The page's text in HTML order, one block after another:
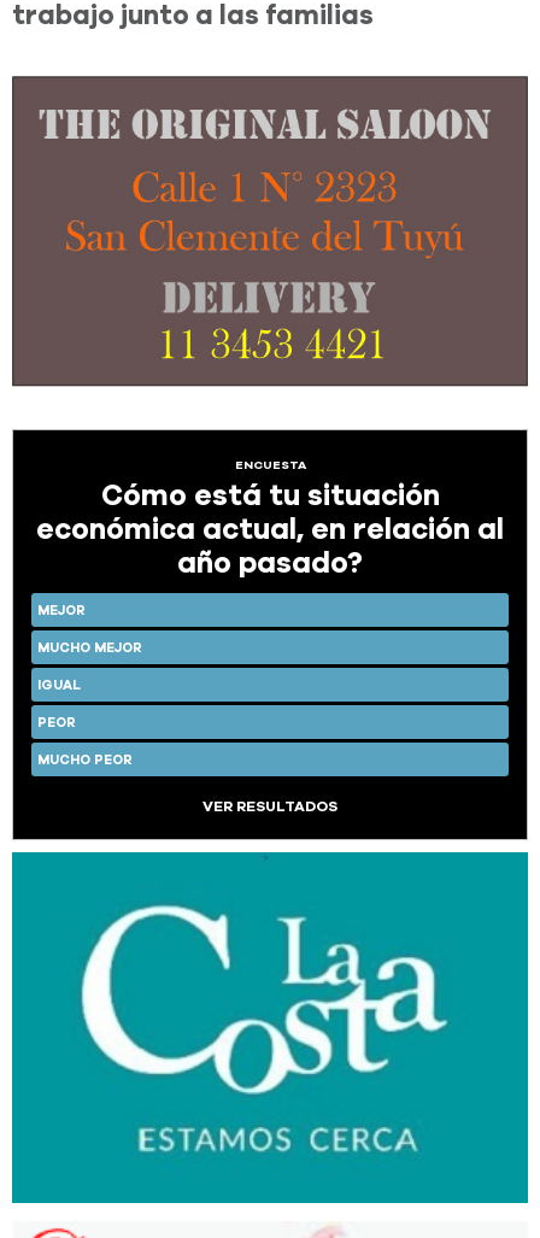
trabajo junto a las familias
ENCUESTA
Cómo está tu situación
económica actual, en relación al
año pasado?
MEJOR
MUCHO MEJOR
IGUAL
PEOR
MUCHO PEOR
VER RESULTADOS